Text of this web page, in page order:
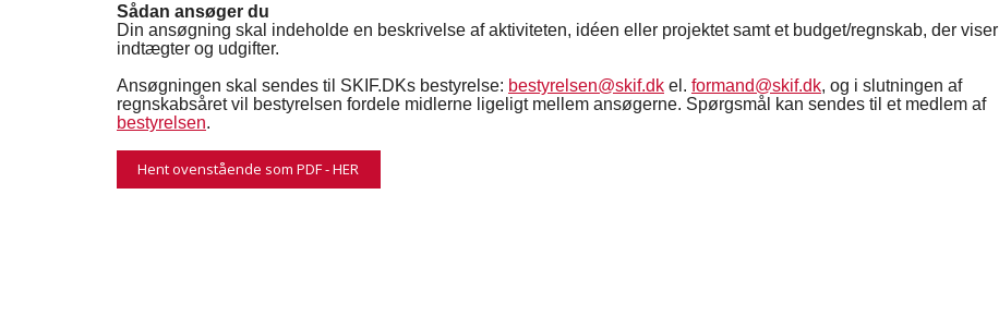
Sådan ansøger du
Din ansøgning skal indeholde en beskrivelse af aktiviteten, idéen eller projektet samt et budget/regnskab, der viser
indtægter og udgifter.
Ansøgningen skal sendes til SKIF.DKs bestyrelse: bestyrelsen@skif.dk el. formand@skif.dk, og i slutningen af
regnskabsåret vil bestyrelsen fordele midlerne ligeligt mellem ansøgerne. Spørgsmål kan sendes til et medlem af
bestyrelsen.
Hent ovenstående som PDF - HER